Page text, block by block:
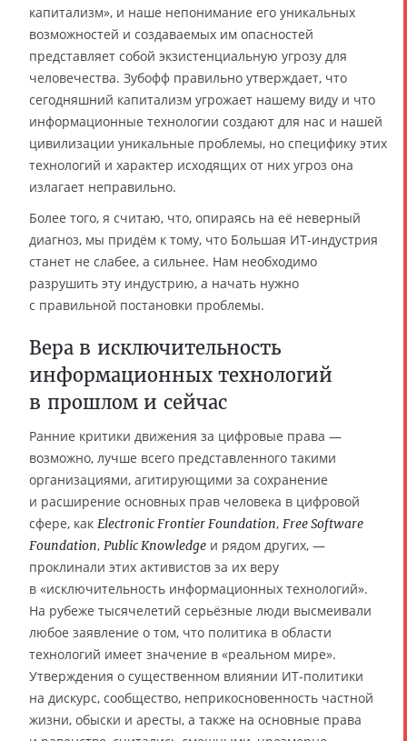
капитализм», и наше непонимание его уникальных
возможностей и создаваемых им опасностей
представляет собой экзистенциальную угрозу для
человечества. Зубофф правильно утверждает, что
сегодняшний капитализм угрожает нашему виду и что
информационные технологии создают для нас и нашей
цивилизации уникальные проблемы, но специфику этих
технологий и характер исходящих от них угроз она
излагает неправильно.
Более того, я считаю, что, опираясь на её неверный
диагноз, мы придём к тому, что Большая ИТ-индустрия
станет не слабее, а сильнее. Нам необходимо
разрушить эту индустрию, а начать нужно
с правильной постановки проблемы.
Вера в исключительность
информационных технологий
в прошлом и сейчас
Ранние критики движения за цифровые права —
возможно, лучше всего представленного такими
организациями, агитирующими за сохранение
и расширение основных прав человека в цифровой
сфере, как Electronic Frontier Foundation, Free Software
Foundation, Public Knowledge и рядом других, —
проклинали этих активистов за их веру
в «исключительность информационных технологий».
На рубеже тысячелетий серьёзные люди высмеивали
любое заявление о том, что политика в области
технологий имеет значение в «реальном мире».
Утверждения о существенном влиянии ИТ-политики
на дискурс, сообщество, неприкосновенность частной
жизни, обыски и аресты, а также на основные права